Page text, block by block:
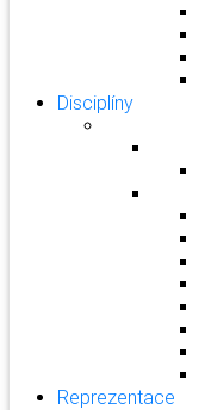
Disciplíny
Reprezentace